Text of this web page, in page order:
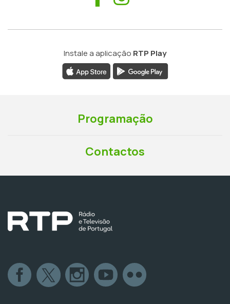
Instale a aplicação RTP Play
Programação
Contactos